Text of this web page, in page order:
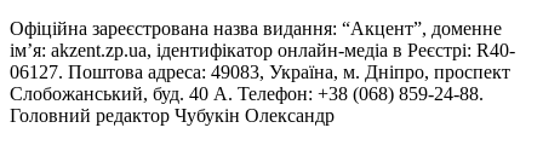
Офіційна зареєстрована назва видання: “Акцент”, доменне
ім’я: akzent.zp.ua, ідентифікатор онлайн-медіа в Реєстрі: R40-
06127. Поштова адреса: 49083, Україна, м. Дніпро, проспект
Слобожанський, буд. 40 А. Телефон: +38 (068) 859-24-88.
Головний редактор Чубукін Олександр